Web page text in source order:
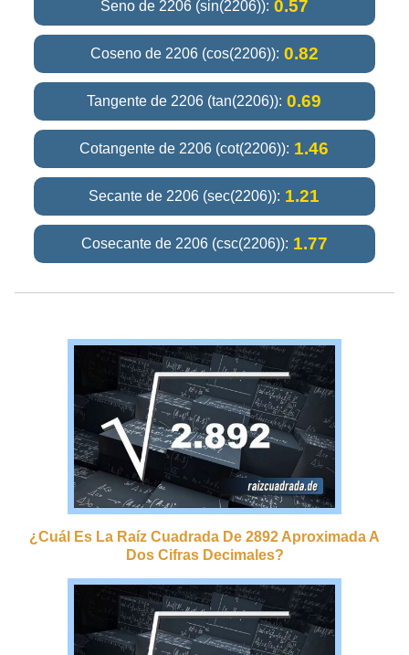
Seno de 2206 (sin(2206)): 0.57
Coseno de 2206 (cos(2206)): 0.82
Tangente de 2206 (tan(2206)): 0.69
Cotangente de 2206 (cot(2206)): 1.46
Secante de 2206 (sec(2206)): 1.21
Cosecante de 2206 (csc(2206)): 1.77
¿cuál Es La Raíz Cuadrada De 2892 Aproximada A
Dos Cifras Decimales?